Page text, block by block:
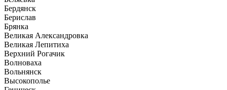
Бердянск
Берислав
Брянка
Великая Александровка
Великая Лепитиха
Верхний Рогачик
Волноваха
Вольнянск
Высокополье